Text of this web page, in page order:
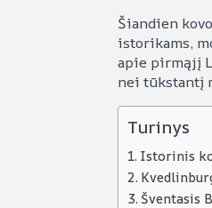
Šiandien
istorikams,
apie pirmąjį
nei tūkstantį
Turinys
Istorinis
Šventasis